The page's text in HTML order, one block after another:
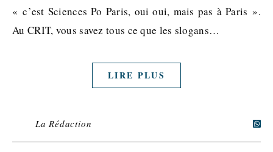
« c’est Sciences Po Paris, oui oui, mais pas à Paris ».
Au CRIT, vous savez tous ce que les slogans…
LIRE PLUS
La Rédaction